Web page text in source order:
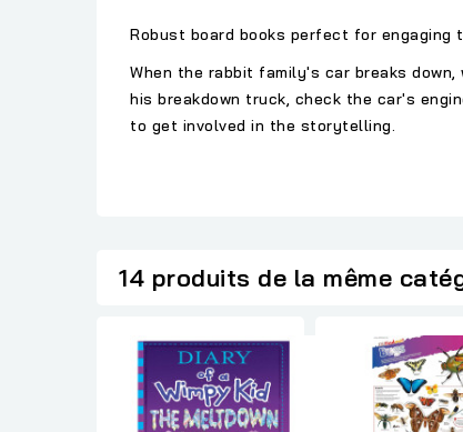
Robust board books perfect for engaging
When the rabbit family's car breaks
his breakdown truck, check the car's
to get involved in the storytelling.
14 produits de la même